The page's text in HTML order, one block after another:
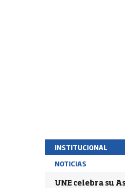
INSTITUCIONAL
NOTICIAS
UNE celebra su